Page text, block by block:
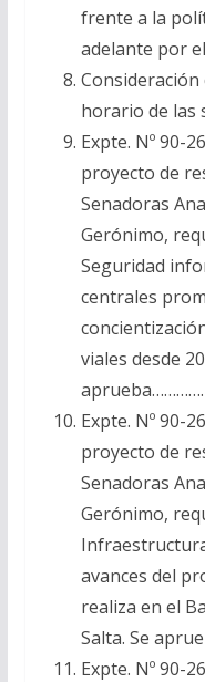
frente a la
adelante por
Consideración
horario de las
Expte. Nº 90-
proyecto de
Senadoras
Gerónimo,
Seguridad
centrales
viales desde
Expte. Nº 90-
proyecto de
Senadoras
Gerónimo,
avances del
realiza en el
Salta. Se
Expte. Nº 90-